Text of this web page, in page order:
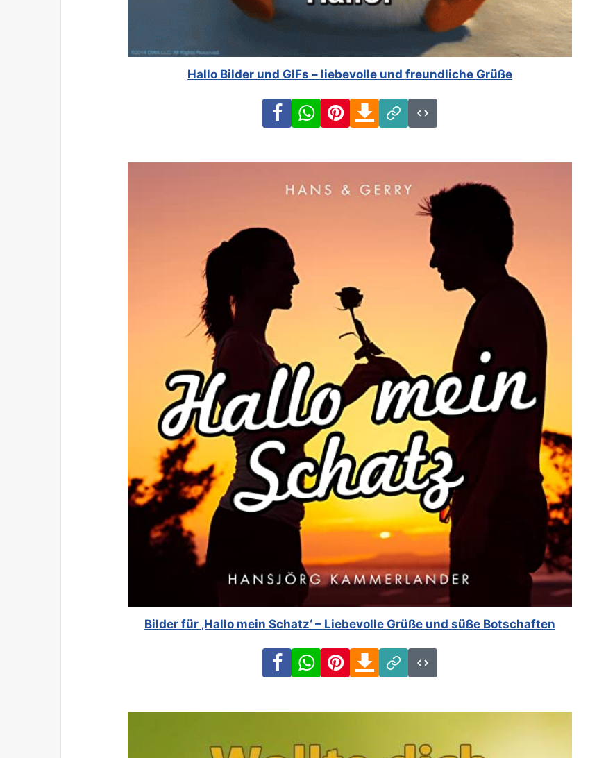
Hallo Bilder und GIFs – liebevolle und freundliche Grüße
FacebookWhatsAppPinterestDownload
Link
Bilder für ‚Hallo mein Schatz‘ – Liebevolle Grüße und süße Botschaften
FacebookWhatsAppPinterestDownload
Link